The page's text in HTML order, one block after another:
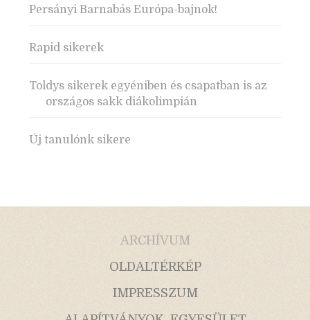
Persányi Barnabás Európa-bajnok!
Rapid sikerek
Toldys sikerek egyéniben és csapatban is az
országos sakk diákolimpián
Új tanulónk sikere
ARCHÍVUM
OLDALTÉRKÉP
IMPRESSZUM